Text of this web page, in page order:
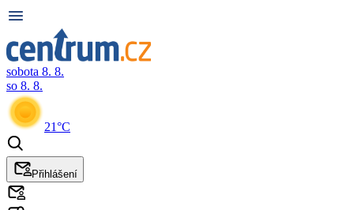
sobota 8. 8.
so 8. 8.
21°C
Přihlášení